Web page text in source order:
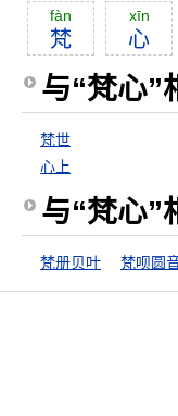
fàn
梵
xīn
心
与“梵心”
梵世
心上
与“梵心”
梵册贝叶 梵呗圆